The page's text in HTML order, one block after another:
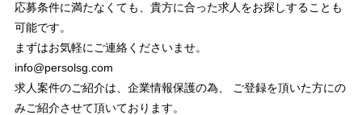
応募条件に満たなくても、貴方に合った求人をお探しすることも
可能です。
まずはお気軽にご連絡くださいませ。
info@persolsg.com
求人案件のご紹介は、企業情報保護の為、 ご登録を頂いた方にの
みご紹介させて頂いております。